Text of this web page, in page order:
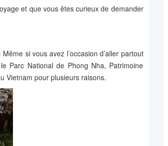
et que vous êtes curieux de demander
Même si vous avez l’occasion d’aller partout
Parc National de Phong Nha, Patrimoine
Vietnam pour plusieurs raisons.